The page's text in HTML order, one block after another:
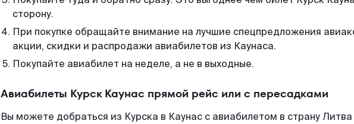
сторону.
При покупке обращайте внимание на лучшие спецпредложения
акции, скидки и распродажи авиабилетов из Каунаса.
Покупайте авиабилет на неделе, а не в выходные.
Авиабилеты Курск Каунас прямой рейс или с пересадками
Вы можете добраться из Курска в Каунас с авиабилетом в страну